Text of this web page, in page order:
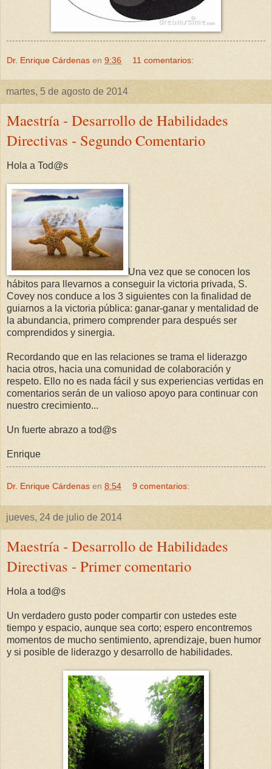
Dr. Enrique Cárdenas en 9:36 11 comentarios:
martes, 5 de agosto de 2014
Maestría - Desarrollo de Habilidades
Directivas - Segundo Comentario
Hola a Tod@s
Una vez que se conocen los
hábitos para llevarnos a conseguir la victoria privada, S.
Covey nos conduce a los 3 siguientes con la finalidad de
guiarnos a la victoria pública: ganar-ganar y mentalidad de
la abundancia, primero comprender para después ser
comprendidos y sinergia.
Recordando que en las relaciones se trama el liderazgo
hacia otros, hacia una comunidad de colaboración y
respeto. Ello no es nada fácil y sus experiencias vertidas en
comentarios serán de un valioso apoyo para continuar con
nuestro crecimiento...
Un fuerte abrazo a tod@s
Enrique
Dr. Enrique Cárdenas en 8:54 9 comentarios:
jueves, 24 de julio de 2014
Maestría - Desarrollo de Habilidades
Directivas - Primer comentario
Hola a tod@s
Un verdadero gusto poder compartir con ustedes este
tiempo y espacio, aunque sea corto; espero encontremos
momentos de mucho sentimiento, aprendizaje, buen humor
y si posible de liderazgo y desarrollo de habilidades.